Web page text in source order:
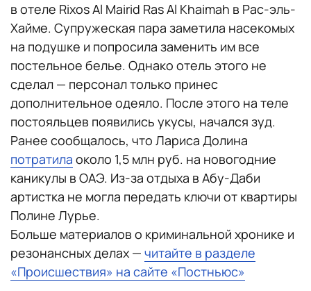
в отеле Rixos Al Mairid Ras Al Khaimah в Рас-эль-
Хайме. Супружеская пара заметила насекомых
на подушке и попросила заменить им все
постельное белье. Однако отель этого не
сделал — персонал только принес
дополнительное одеяло. После этого на теле
постояльцев появились укусы, начался зуд.
Ранее сообщалось, что Лариса Долина
потратила около 1,5 млн руб. на новогодние
каникулы в ОАЭ. Из-за отдыха в Абу-Даби
артистка не могла передать ключи от квартиры
Полине Лурье.
Больше материалов о криминальной хронике и
резонансных делах — читайте в разделе
«Происшествия» на сайте «Постньюс»